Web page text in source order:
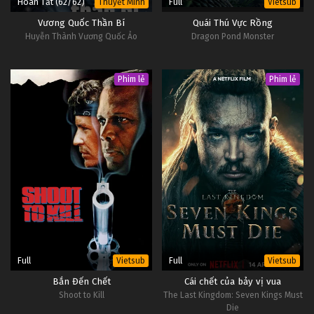
Quà tặng đăng ký mới
sẽ nhận được một khoản quà tặng nhỏ từ SumClub
khuyến mãi . Đây là lời chào mừng chân thành gửi tới
những người bạn mới khi bắt đầu hành trình giải trí đầy
Hoàn trả cược mỗi ngày
Chương trình này cho phép người chơi nhận lại một phần
. Tỷ lệ hoàn trả được tính toán một
Thuyết Minh
Vương Quốc Thần Bí
Huyễn Thành Vương Quốc Ảo
Vietsub
Quái Thú Vực Rồng
Dragon Pond Monster
Phim lẻ
Full Vietsub
Bắn Đến Chết
Shoot to Kill
Phim lẻ
Full Vietsub
Cái chết của bảy vị vua
The Last Kingdom: Seven Kings Must
Die